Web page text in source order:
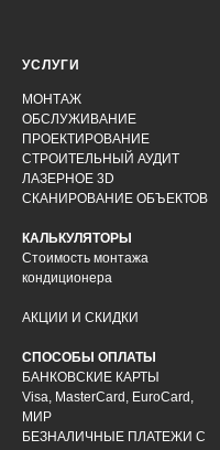
УСЛУГИ
МОНТАЖ
ОБСЛУЖИВАНИЕ
ПРОЕКТИРОВАНИЕ
СТРОИТЕЛЬНЫЙ АУДИТ
ЛАЗЕРНОЕ 3D
СКАНИРОВАНИЕ ОБЪЕКТОВ
КАЛЬКУЛЯТОРЫ
Стоимость монтажа
кондиционера
АКЦИИ И СКИДКИ
СПОСОБЫ ОПЛАТЫ
БАНКОВСКИЕ КАРТЫ
Visa, MasterCard, EuroCard,
МИР
БЕЗНАЛИЧНЫЕ ПЛАТЕЖИ С